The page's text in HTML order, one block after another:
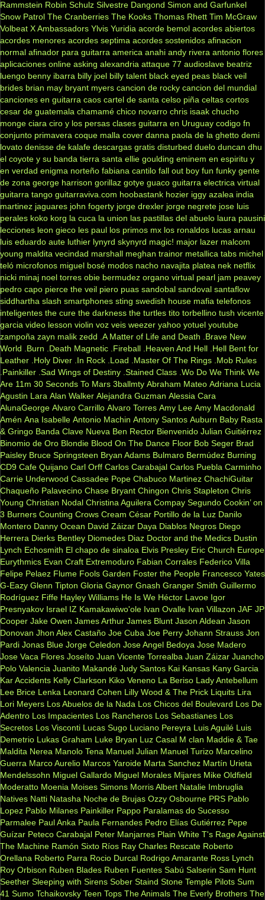
Rammstein Robin Schulz Silvestre Dangond Simon and Garfunkel
Snow Patrol The Cranberries The Kooks Thomas Rhett Tim McGraw
Volbeat X Ambassadors Ylvis Yuridia acorde bemol acordes abiertos
acordes menores acordes septima acordes sostenidos afinacion
normal afinador para guitarra america anahi andy rivera antonio flores
aplicaciones online asking alexandria attaque 77 audioslave beatriz
luengo benny ibarra billy joel billy talent black eyed peas black veil
brides brian may bryant myers cancion de rocky cancion del mundial
canciones en guitarra caos cartel de santa celso piña celtas cortos
cesar de guatemala chamamé chico novarro chris isaak chucho
monge ciara ciro y los persas clases guitarra en Uruguay codigo fn
conjunto primavera coque malla cover danna paola de la ghetto demi
lovato denisse de kalafe descargas gratis disturbed duelo duncan dhu
el coyote y su banda tierra santa ellie goulding eminem en espiritu y
en verdad enigma norteño fabiana cantilo fall out boy fun funky gente
de zona george harrison gorillaz gotye guaco guitarra electrica virtual
guitarra tango guitarraviva.com hoobastank hozier iggy azalea india
martinez jaguares john fogerty jorge drexler jorge negrete jose luis
perales koko korg la cuca la union las pastillas del abuelo laura pausini
lecciones leon gieco les paul los primos mx los ronaldos lucas arnau
luis eduardo aute luthier lynyrd skynyrd magic! major lazer malcom
young maldita vecindad marshall meghan trainor metallica tabs michel
teló microfonos miguel bosé modos nacho navajita platea nek netflix
nicki minaj noel torres obie bermudez organo virtual pearl jam peavey
pedro capo pierce the veil piero puas sandobal sandoval santaflow
siddhartha slash smartphones sting swedish house mafia telefonos
inteligentes the cure the darkness the turtles tito torbellino tush vicente
garcia video lesson violin voz veis weezer yahoo yotuel youtube
zampoña zayn malik zedd .A Matter of Life and Death
.Brave New
World
.Burn .Death Magnetic .Fireball .Heaven And Hell .Hell Bent for
Leather .Holy Diver .In Rock .Load .Master Of The Rings .Mob Rules
.Painkiller .Sad Wings of Destiny .Stained Class .Wo Do We Think We
Are 11m 30 Seconds To Mars 3ballmty Abraham Mateo Adriana Lucia
Agustin Lara Alan Walker Alejandra Guzman Alessia Cara
AlunaGeorge Alvaro Carrillo Alvaro Torres Amy Lee Amy Macdonald
Amén Ana Isabelle Antonio Machin Antony Santos Auburn Baby Rasta
& Gringo Banda Clave Nueva Ben Rector Bienvenido Julian Guitiérrez
Binomio de Oro Blondie Blood On The Dance Floor Bob Seger Brad
Paisley Bruce Springsteen Bryan Adams Bulmaro Bermúdez Burning
CD9 Cafe Quijano Carl Orff Carlos Carabajal Carlos Puebla Carminho
Carrie Underwood Cassadee Pope Chabuco Martinez ChachiGuitar
Chaqueño Palavecino Chase Bryant Chingon Chris Stapleton Chris
Young Christian Nodal Christina Aguilera Compay Segundo Cookin’ on
3 Burners Counting Crows Cream César Portillo de la Luz Danilo
Montero Danny Ocean David Záizar Daya Diablos Negros Diego
Herrera Dierks Bentley Diomedes Diaz Doctor and the Medics Dustin
Lynch Echosmith El chapo de sinaloa Elvis Presley Eric Church Europe
Eurythmics Evan Craft Extremoduro Fabian Corrales Federico Villa
Felipe Pelaez Flume Fools Garden Foster the People Francesco Yates
G-Eazy Glenn Tipton Gloria Gaynor Gnash Granger Smith Guillermo
Rodríguez Fiffe Hayley Williams He Is We Héctor Lavoe Igor
Presnyakov Israel IZ Kamakawiwo'ole Ivan Ovalle Ivan Villazon JAF JP
Cooper Jake Owen James Arthur James Blunt Jason Aldean Jason
Donovan Jhon Alex Castaño Joe Cuba Joe Perry Johann Strauss Jon
Pardi Jonas Blue Jorge Celedon Jose Angel Bedoya Jose Madero
Jose Vaca Flores Joseíto Juan Vicente Torrealba Juan Záizar Juancho
Polo Valencia Juanito Makandé Judy Santos Kai Kansas Kany Garcia
Kar Accidents Kelly Clarkson Kiko Veneno La Beriso Lady Antebellum
Lee Brice Lenka Leonard Cohen Lilly Wood & The Prick Liquits Lira
Lori Meyers Los Abuelos de la Nada Los Chicos del Boulevard Los De
Adentro Los Impacientes Los Rancheros Los Sebastianes Los
Secretos Los Visconti Lucas Sugo Luciano Pereyra Luis Aguilé Luis
Demetrio Lukas Graham Luke Bryan Luz Casal M clan Maddie & Tae
Maldita Nerea Manolo Tena Manuel Julian Manuel Turizo Marcelino
Guerra Marco Aurelio Marcos Yaroide Marta Sanchez Martín Urieta
Mendelssohn Miguel Gallardo Miguel Morales Mijares Mike Oldfield
Moderatto Moenia Moises Simons Morris Albert Natalie Imbruglia
Natives Natti Natasha Noche de Brujas Ozzy Osbourne PRS Pablo
Lopez Pablo Milanes Painkiller Pappo Paralamas do Sucesso
Parmalee Paul Anka Paula Fernandes Pedro Elías Gutiérrez Pepe
Guízar Peteco Carabajal Peter Manjarres Plain White T's Rage Against
The Machine Ramón Sixto Ríos Ray Charles Rescate Roberto
Orellana Roberto Parra Rocio Durcal Rodrigo Amarante Ross Lynch
Roy Orbison Ruben Blades Ruben Fuentes Sabú Salserin Sam Hunt
Seether Sleeping with Sirens Sober Staind Stone Temple Pilots Sum
41 Sumo Tchaikovsky Teen Tops The Animals The Everly Brothers The